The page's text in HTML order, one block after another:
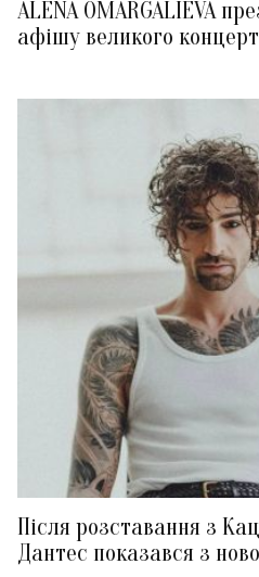
ALENA OMARGALIEVA
афішу великого
Після розставання з
Дантес показався з